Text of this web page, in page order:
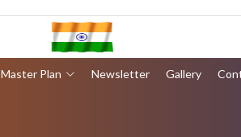
Master Plan Newsletter Gallery